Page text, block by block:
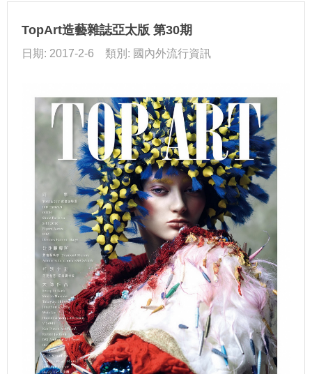
TopArt造藝雜誌亞太版 第30期
日期: 2017-2-6 類別: 國內外流行資訊